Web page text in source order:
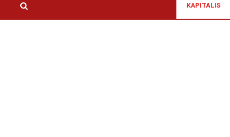
KAPITALIS